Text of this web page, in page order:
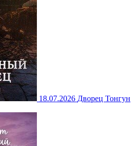
18.07.2026 Дворец Тонгун